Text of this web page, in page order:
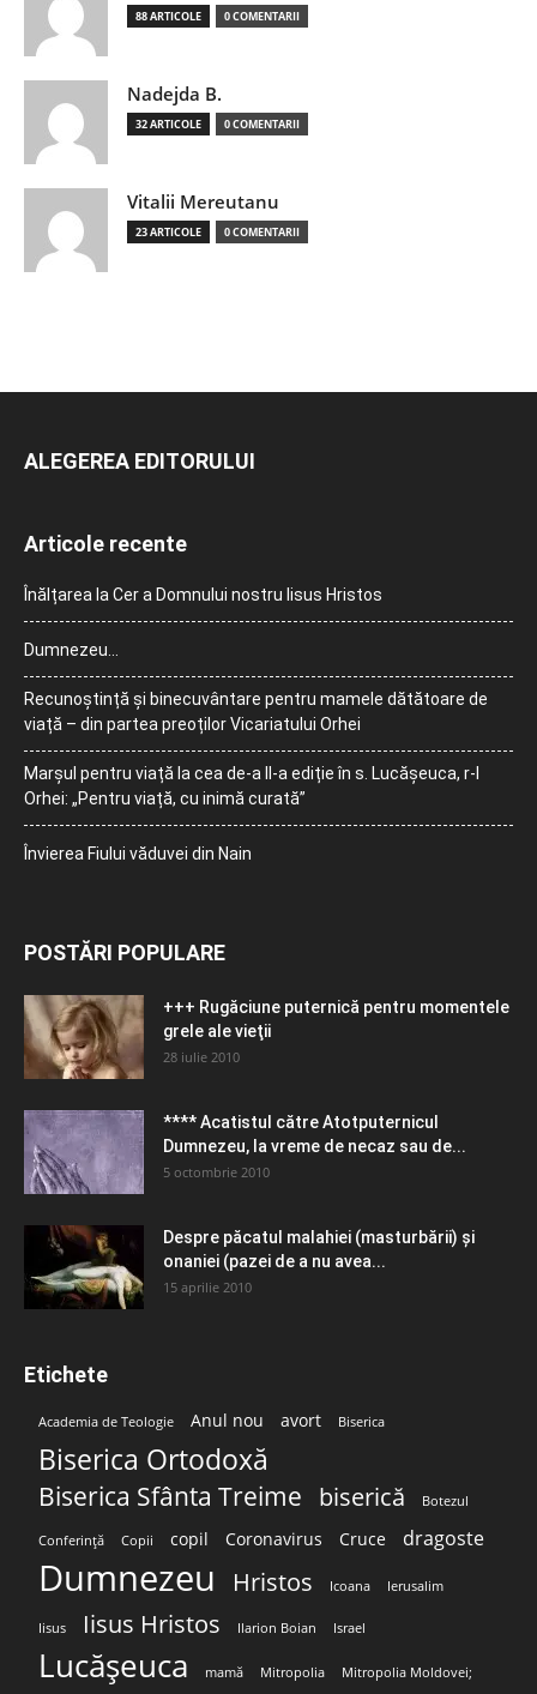
88 ARTICOLE 0 COMENTARII
Nadejda B.
32 ARTICOLE 0 COMENTARII
Vitalii Mereutanu
23 ARTICOLE 0 COMENTARII
ALEGEREA EDITORULUI
Articole recente
Înălțarea la Cer a Domnului nostru Iisus Hristos
Dumnezeu…
Recunoștință și binecuvântare pentru mamele dătătoare de
viață – din partea preoților Vicariatului Orhei
Marșul pentru viață la cea de-a II-a ediție în s. Lucășeuca, r-l
Orhei: „Pentru viață, cu inimă curată”
Învierea Fiului văduvei din Nain
POSTĂRI POPULARE
+++ Rugăciune puternică pentru momentele
grele ale vieţii
28 iulie 2010
**** Acatistul către Atotputernicul
Dumnezeu, la vreme de necaz sau de...
5 octombrie 2010
Despre păcatul malahiei (masturbării) şi
onaniei (pazei de a nu avea...
15 aprilie 2010
Etichete
Academia de Teologie Anul nou avort Biserica
Biserica Ortodoxă
Biserica Sfânta Treime biserică Botezul
Conferință Copii copil Coronavirus Cruce dragoste
Dumnezeu Hristos Icoana Ierusalim
Iisus Iisus Hristos Ilarion Boian Israel
Lucășeuca mamă Mitropolia Mitropolia Moldovei;